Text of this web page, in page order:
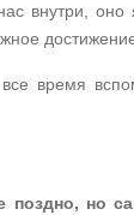
внутри, оно
все время
поздно, но